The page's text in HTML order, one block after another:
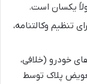
یکسان است.
وکالتنامه،
خودرو (خلافی،
پلاک توسط